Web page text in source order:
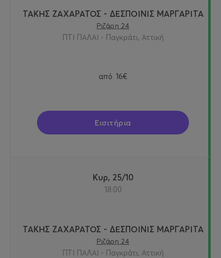
ΤΑΚΗΣ ΖΑΧΑΡΑΤΟΣ - ΔΕΣΠΟΙΝΙΣ ΜΑΡΓΑΡΙΤΑ
Ριζάρη 24
ΠΤΙ ΠΑΛΑΙ - Παγκράτι, Αττική
από 16€
Εισιτήρια
Κυρ, 25/10
18:00
ΤΑΚΗΣ ΖΑΧΑΡΑΤΟΣ - ΔΕΣΠΟΙΝΙΣ ΜΑΡΓΑΡΙΤΑ
Ριζάρη 24
ΠΤΙ ΠΑΛΑΙ - Παγκράτι, Αττική